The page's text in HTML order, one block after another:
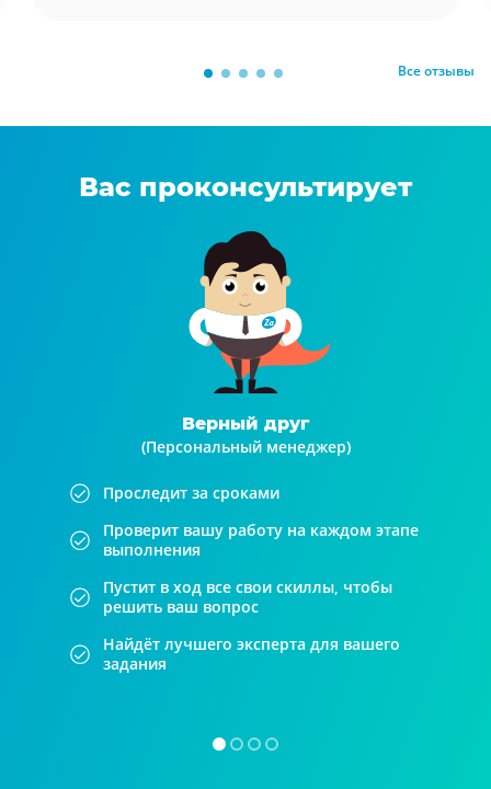
Все отзывы
Вас проконсультирует
Верный друг
(Персональный менеджер)
Проследит за сроками
Проверит вашу работу на каждом этапе
выполнения
Пустит в ход все свои скиллы, чтобы
решить ваш вопрос
Найдёт лучшего эксперта для вашего
задания